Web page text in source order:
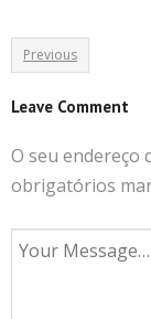
Previous
Leave Comment
O seu endereço
obrigatórios